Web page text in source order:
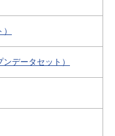
データセット）